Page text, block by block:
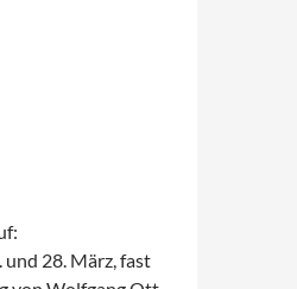
28. März, fast